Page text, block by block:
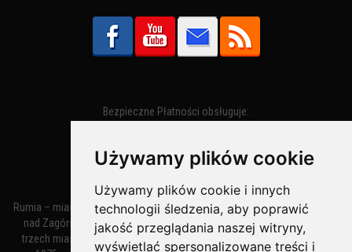
Używamy plików cookie
Używamy plików cookie i innych
technologii śledzenia, aby poprawić
jakość przeglądania naszej witryny,
wyświetlać spersonalizowane treści i
Bezpieczne Płatności obsługuje:
Rumia – miasto w województwie pomorskim, w powiecie wejherowskim
nad Zagórską Strugą. Z miastami Wejherowem i Redą tworzy zespół
trzech miast zwany Małym Trójmiastem Kaszubskim. W latach 1945–